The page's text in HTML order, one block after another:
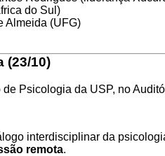
do Sul)
Almeida (UFG)
(23/10)
de Psicologia da USP, no
interdisciplinar da
remota.